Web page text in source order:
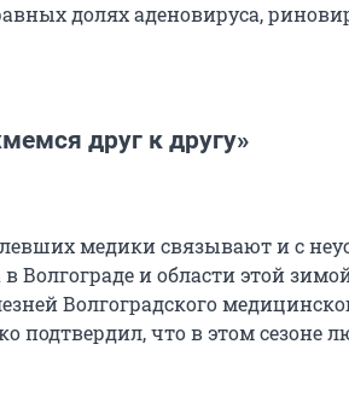
долях аденовируса,
друг к другу»
медики связывают и с
Волгограде и области этой
Волгоградского
подтвердил, что в этом сезоне